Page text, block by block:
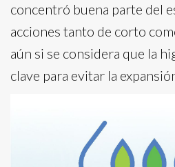
concentró buena parte del
acciones tanto de corto
aún si se considera que la
clave para evitar la